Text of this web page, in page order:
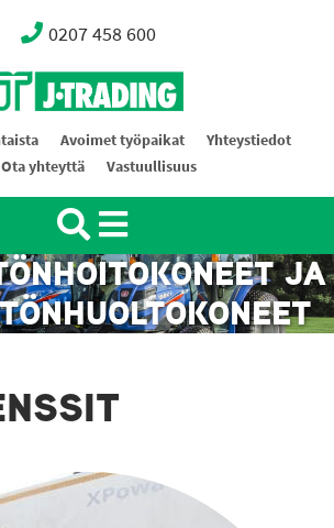
0207 458 600
J-Trading AbAvoimet työpaikat
Yhteystiedot
Ota yhteyttä
Vastuullisuus
JA